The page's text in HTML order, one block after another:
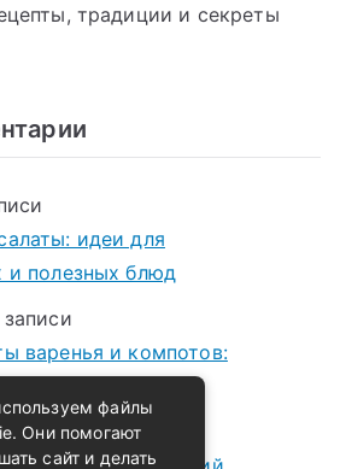
традиции и секреты
идеи для
и полезных блюд
записи
варенья и компотов:
в банках
файлы
Они помогают
сайт и делать